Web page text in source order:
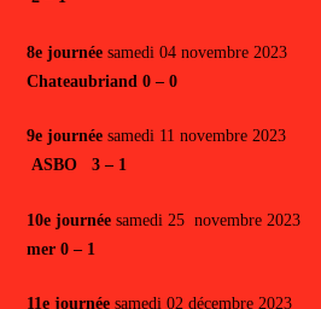
8e journée samedi 04 novembre
Chateaubriand 0 – 0
9e journéesamedi 11 novembre
ASBO 3 – 1
10e journée samedi 25 novembre 2023
mer 0 – 1
11e journéesamedi 02 décembre